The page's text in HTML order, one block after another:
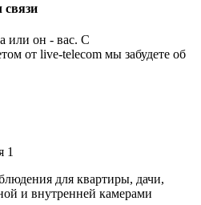
связи
или он - вас. С
от live-telecom мы забудете об
1
для квартиры, дачи,
и внутренней камерами